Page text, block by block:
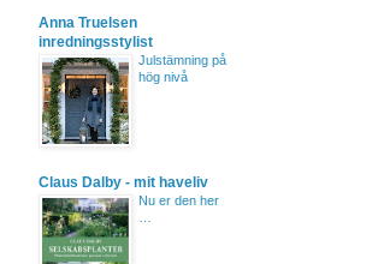
Anna Truelsen
inredningsstylist
Julstämning på
hög nivå
Claus Dalby - mit haveliv
Nu er den her